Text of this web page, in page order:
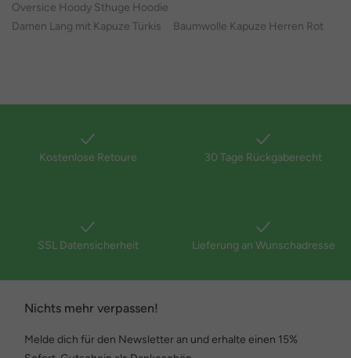
Oversice Hoody Sthuge Hoodie
Damen Lang mit Kapuze Türkis
Baumwolle Kapuze Herren Rot
Kostenlose Retoure 30 Tage Rückgaberecht
SSL Datensicherheit Lieferung an Wunschadresse
Nichts mehr verpassen!
Melde dich für den Newsletter an und erhalte einen 15%